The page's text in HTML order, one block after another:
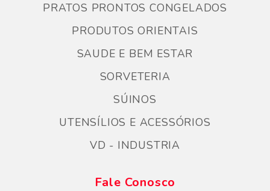
PRATOS PRONTOS CONGELADOS
PRODUTOS ORIENTAIS
SAUDE E BEM ESTAR
SORVETERIA
SÚINOS
UTENSÍLIOS E ACESSÓRIOS
VD - INDUSTRIA
Fale Conosco